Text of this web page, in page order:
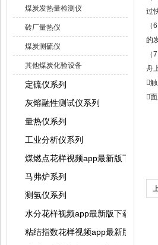
煤炭发热量检测仪
砖厂量热仪
煤炭测硫仪
其他煤炭化验设备
定硫仪系列
灰熔融性测试仪系列
量热仪系列
工业分析仪系列
煤燃点花样视频app最新版下载
马弗炉系列
测氢仪系列
水分花样视频app最新版下载系列
粘结指数花样视频app最新版下载系
过
（
的
舟上
触
面